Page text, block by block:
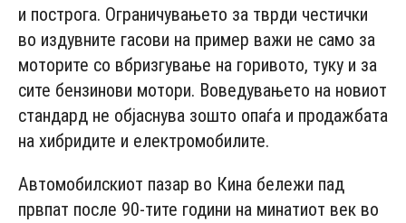
и построга. Ограничувањето за тврди честички
во издувните гасови на пример важи не само за
моторите со вбризгување на горивото, туку и за
сите бензинови мотори. Воведувањето на новиот
стандард не објаснува зошто опаѓа и продажбата
на хибридите и електромобилите.
Автомобилскиот пазар во Кина бележи пад
првпат после 90-тите години на минатиот век во